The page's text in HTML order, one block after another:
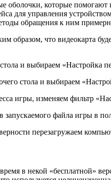
которые помогают
для управления
обращения к ним
образом, что видеокарта
и выбираем «Настройка
стола и выбираем
игры, изменяем фильтр
запускаемого файла игры в
перезагружаем
в некой «бесплатной»